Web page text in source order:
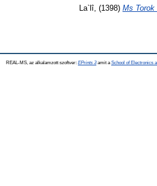
La`lî, (1398) Ms Torok
REAL-MS, az alkalamzott szoftver: EPrints 3amit a School of Electronics